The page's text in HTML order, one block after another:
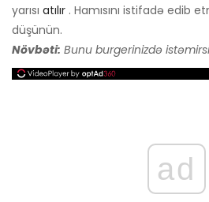
yarısı atılır . Hamısını istifadə edib
düşünün.
Növbəti: Bunu burgerinizdə
ad